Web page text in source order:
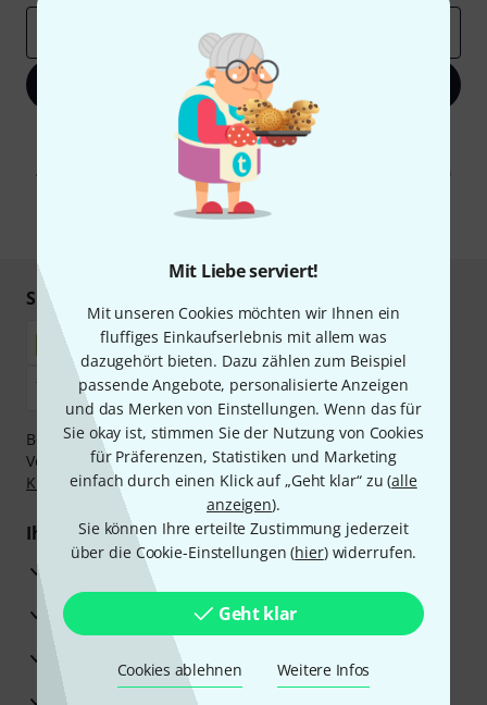
Mit Liebe serviert!
Mit unseren Cookies möchten wir Ihnen ein
fluffiges Einkaufserlebnis mit allem was
dazugehört bieten. Dazu zählen zum Beispiel
passende Angebote, personalisierte Anzeigen
und das Merken von Einstellungen. Wenn das für
Sie okay ist, stimmen Sie der Nutzung von Cookies
für Präferenzen, Statistiken und Marketing
einfach durch einen Klick auf „Geht klar“ zu (alle
anzeigen).
Sie können Ihre erteilte Zustimmung jederzeit
über die Cookie-Einstellungen (hier) widerrufen.
Geht klar
Cookies ablehnen Weitere Infos
Jetzt anmelden
Mit Klick auf „Jetzt anmelden“ stimmen Sie dem Erhalt von E-Mail-
Werbung und einer Messung des E-Mail-Nutzungsverhaltens zu. Die
Abmeldung ist jederzeit möglich. Weitere Informationen finden Sie in
unserenDatenschutzhinweisen
* Pflichtfeld
Sicher einkaufen & bezahlen
Bezahlen Sie vertraulich und sicher per Nachnahme,
Vorkasse, PayPal, Amazon Pay,Klarna Sofort bezahlen
Klarna Ratenzahlungoder Kreditkarte.
Ihre Vorteile
3 Jahre Thomann Garantie
30 Tage Money-Back-Garantie
Beratung durch Fachexperten